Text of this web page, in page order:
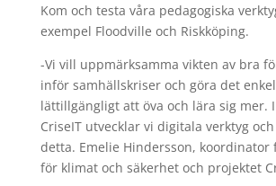
Kom och testa våra pedagogiska
exempel Floodville och Riskköping.
-Vi vill uppmärksamma vikten av bra
inför samhällskriser och göra det
lättillgängligt att öva och lära sig mer.
CriseIT utvecklar vi digitala verktyg
detta. Emelie Hindersson, koordinator
för klimat och säkerhet och projektet